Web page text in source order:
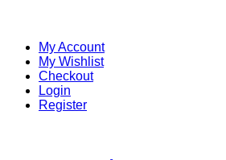
My Account
My Wishlist
Checkout
Login
Register